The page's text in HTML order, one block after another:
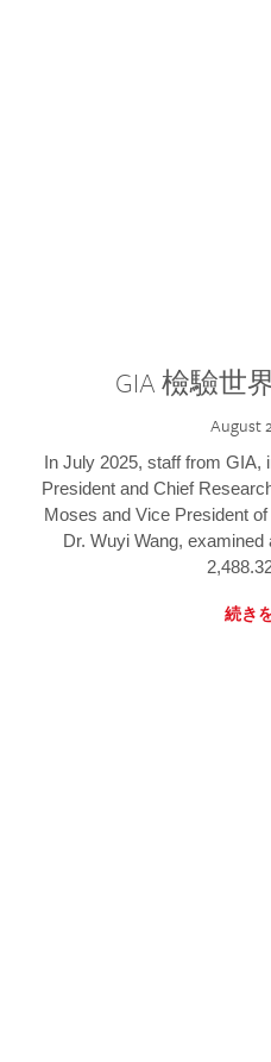
GIA 檢驗世
August
In July 2025, staff from GIA,
President and Chief
Moses and Vice President
Dr. Wuyi Wang,
続き